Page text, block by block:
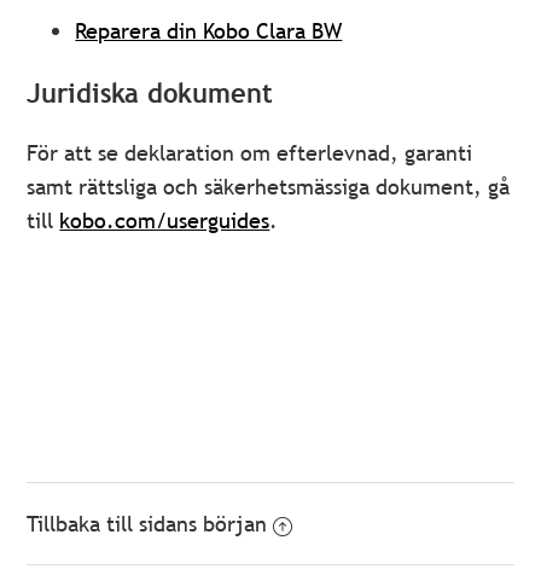
Reparera din Kobo Clara BW
Juridiska dokument
För att se deklaration om efterlevnad, garanti
samt rättsliga och säkerhetsmässiga dokument, gå
till kobo.com/userguides.
Tillbaka till sidans början